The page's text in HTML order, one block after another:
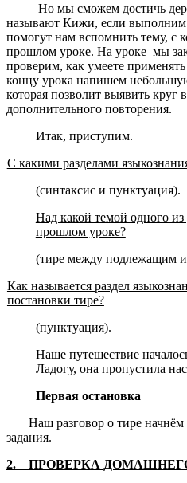
Но мы сможем достичь
называют Кижи, если выполним
помогут нам вспомнить тему, с
прошлом уроке. На уроке мы
проверим, как умеете
концу урока напишем
которая позволит выявить круг
дополнительного повторения.
Итак, приступим.
С какими разделами
(синтаксис и пунктуация).
Над какой темой одного из
прошлом уроке?
(тире между подлежащим
Как называется раздел
постановки тире?
(пунктуация).
Наше путешествие
Ладогу, она пропустила
Первая остановка
Наш разговор о тире начнём
задания.
2. ПРОВЕРКА